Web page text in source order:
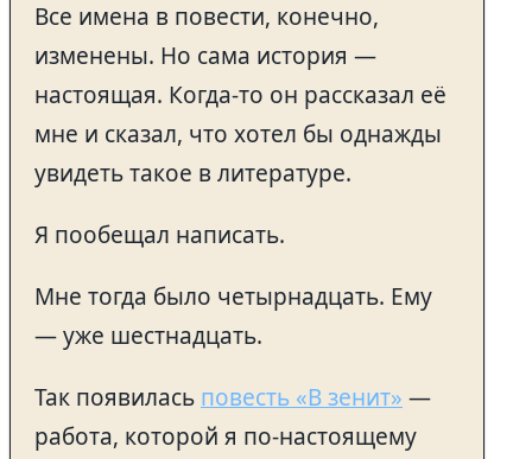
Все имена в повести, конечно,
изменены. Но сама история —
настоящая. Когда-то он рассказал её
мне и сказал, что хотел бы однажды
увидеть такое в литературе.
Я пообещал написать.
Мне тогда было четырнадцать. Ему
— уже шестнадцать.
Так появилась повесть «В зенит» —
работа, которой я по-настоящему